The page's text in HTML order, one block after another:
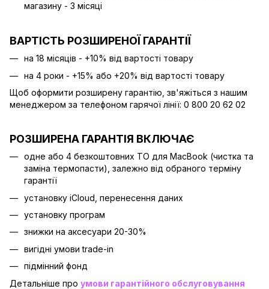
магазину - 3 місяці
ВАРТІСТЬ РОЗШИРЕНОЇ ГАРАНТІЇ
на 18 місяців - +10% від вартості товару
на 4 роки - +15% або +20% від вартості товару
Щоб оформити розширену гарантію, зв'яжіться з нашим
менеджером за телефоном гарячої лінії: 0 800 20 62 02
РОЗШИРЕНА ГАРАНТІЯ ВКЛЮЧАЄ
одне або 4 безкоштовних ТО для MacBook (чистка та
заміна термопасти), залежно від обраного терміну
гарантії
установку iCloud, перенесення даних
установку програм
знижки на аксесуари 20-30%
вигідні умови trade-in
підмінний фонд
Детальніше про умови гарантійного обслуговування